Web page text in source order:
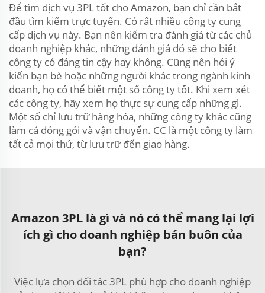
Để tìm dịch vụ 3PL tốt cho Amazon, bạn chỉ cần bắt
đầu tìm kiếm trực tuyến. Có rất nhiều công ty cung
cấp dịch vụ này. Bạn nên kiểm tra đánh giá từ các chủ
doanh nghiệp khác, những đánh giá đó sẽ cho biết
công ty có đáng tin cậy hay không. Cũng nên hỏi ý
kiến bạn bè hoặc những người khác trong ngành kinh
doanh, họ có thể biết một số công ty tốt. Khi xem xét
các công ty, hãy xem họ thực sự cung cấp những gì.
Một số chỉ lưu trữ hàng hóa, những công ty khác cũng
làm cả đóng gói và vận chuyển. CC là một công ty làm
tất cả mọi thứ, từ lưu trữ đến giao hàng.
Amazon 3PL là gì và nó có thể mang lại lợi
ích gì cho doanh nghiệp bán buôn của
bạn?
Việc lựa chọn đối tác 3PL phù hợp cho doanh nghiệp